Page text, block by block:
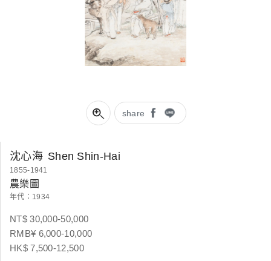
share
沈心海 Shen Shin-Hai
1855-1941
農樂圖
年代：1934
NT$ 30,000-50,000
RMB¥ 6,000-10,000
HK$ 7,500-12,500